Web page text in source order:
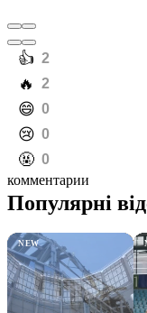
️👍 2
️🔥 2
️😄 0
️😢 0
️🤬 0
комментарии